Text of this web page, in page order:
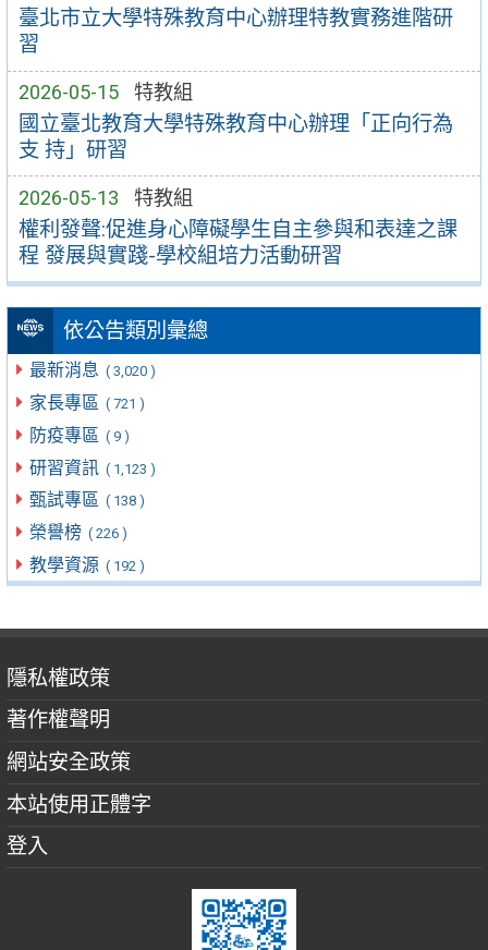
臺北市立大學特殊教育中心辦理特教實務進階研
習
2026-05-15 特教組
國立臺北教育大學特殊教育中心辦理「正向行為
支 持」研習
2026-05-13 特教組
權利發聲:促進身心障礙學生自主參與和表達之課
程 發展與實踐-學校組培力活動研習
依公告類別彙總
最新消息 ( 3,020 )
家長專區 ( 721 )
防疫專區 ( 9 )
研習資訊 ( 1,123 )
甄試專區 ( 138 )
榮譽榜 ( 226 )
教學資源 ( 192 )
隱私權政策
著作權聲明
網站安全政策
本站使用正體字
登入